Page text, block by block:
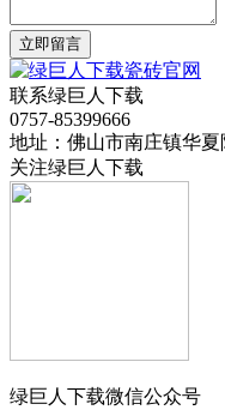
立即留言
联系绿巨人下载
0757-85399666
地址：佛山市南庄镇
关注绿巨人下载
绿巨人下载微信公众号